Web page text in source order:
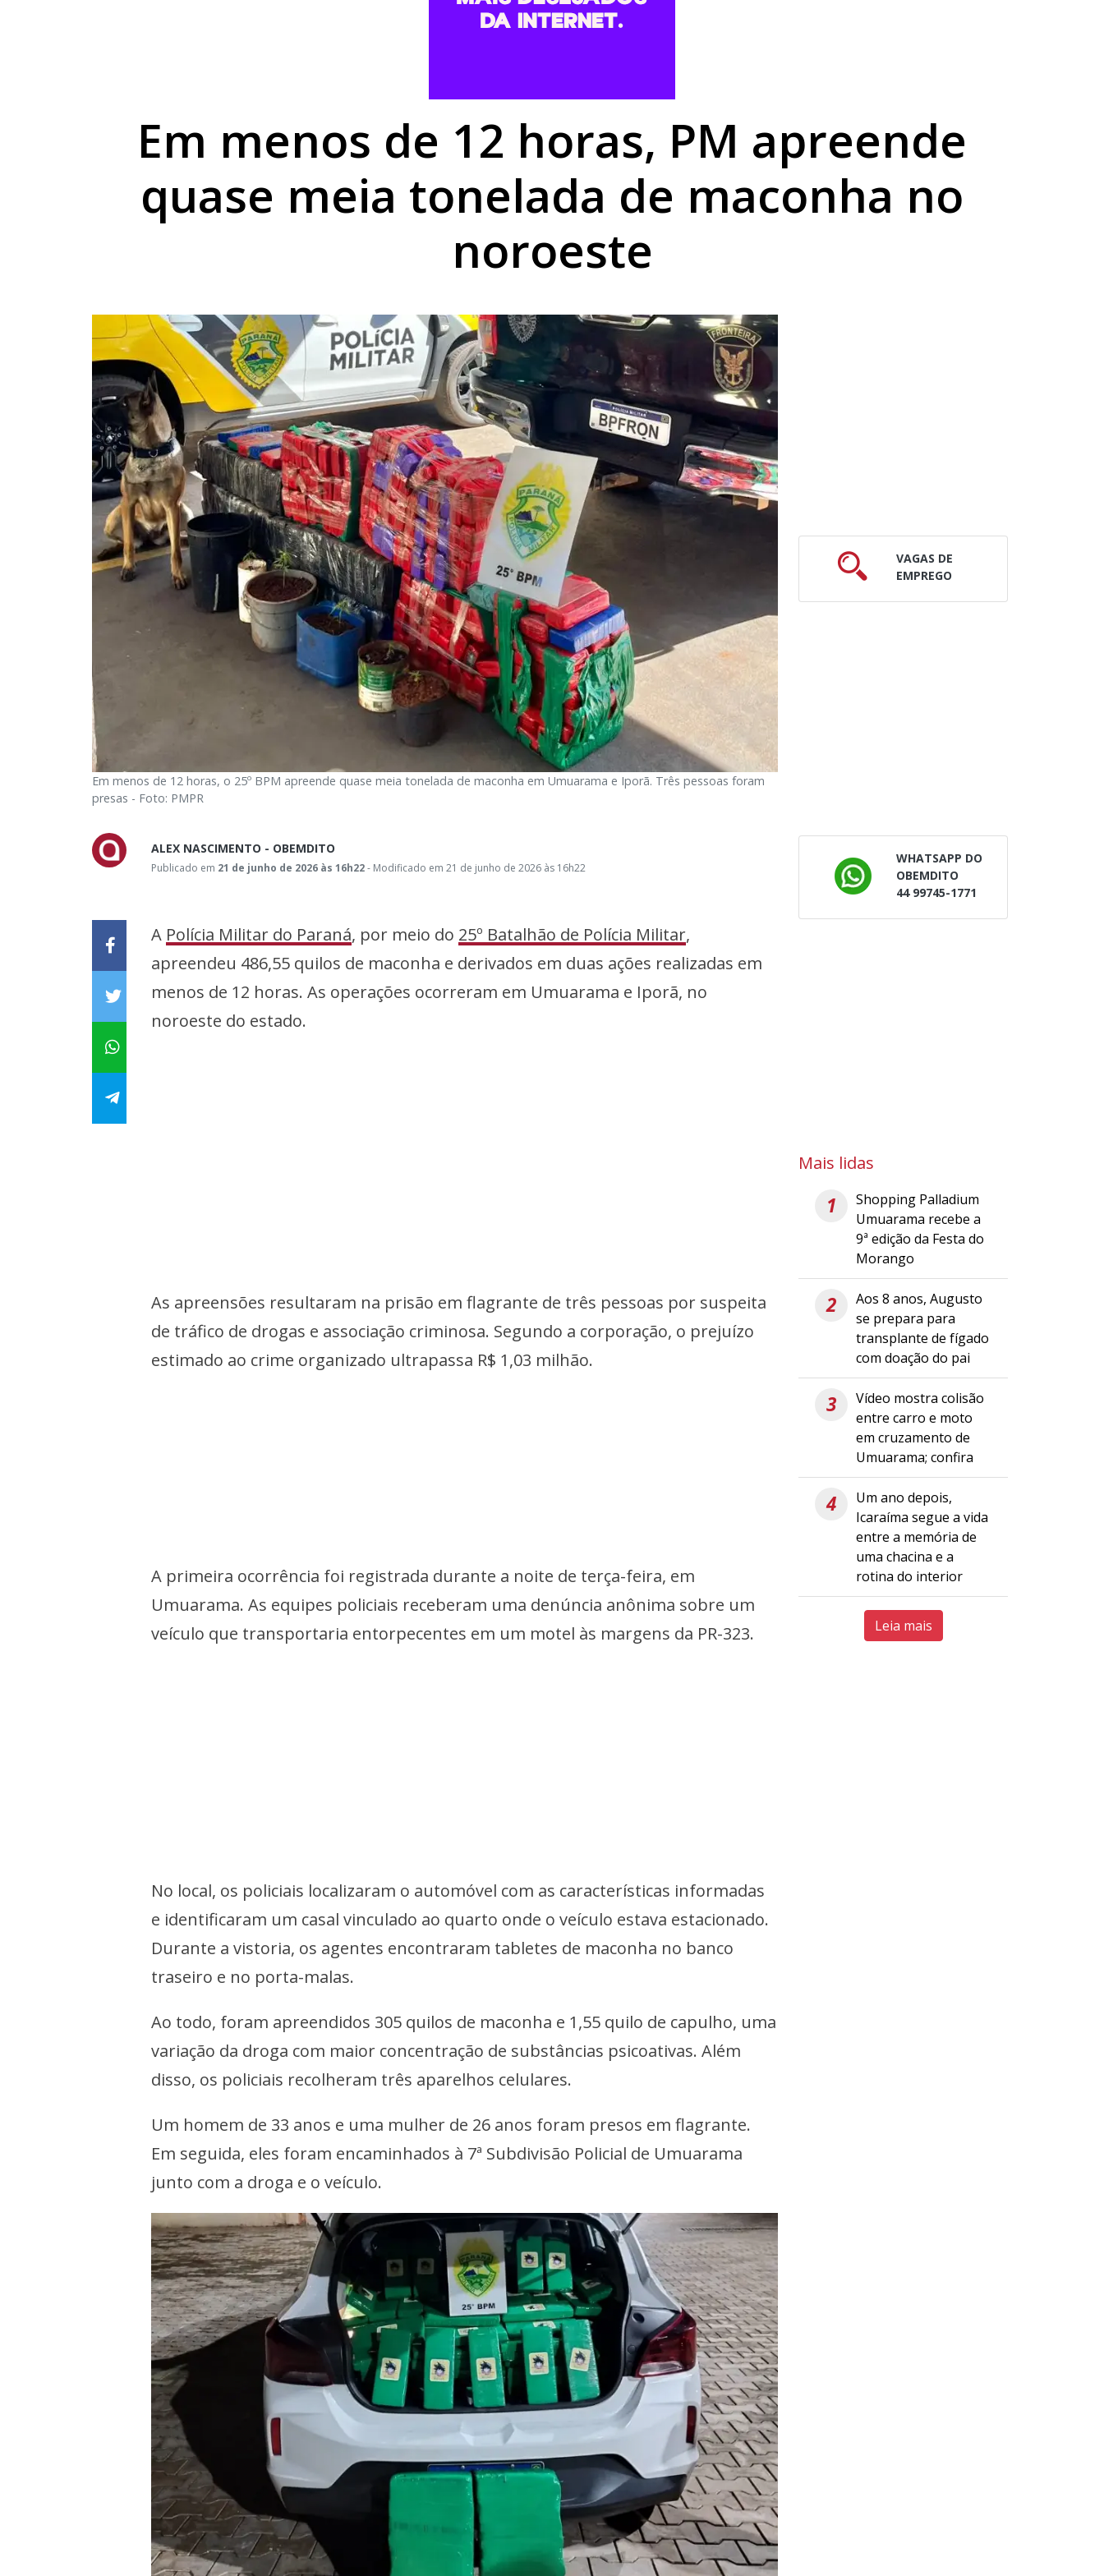
Motociclista sofre suspeita de fratura na costela após colisão no centro de Umuarama
Em menos de 12 horas, PM apreende
quase meia tonelada de maconha no
noroeste
Em menos de 12 horas, o 25º BPM apreende quase meia tonelada de maconha em Umuarama e Iporã. Três pessoas foram
presas - Foto: PMPR
ALEX NASCIMENTO - OBEMDITO
Publicado em 21 de junho de 2026 às 16h22- Modificado em 21 de junho de 2026 às 16h22
A Polícia Militar do Paraná, por meio do 25º Batalhão de Polícia Militar,
apreendeu 486,55 quilos de maconha e derivados em duas ações realizadas em
menos de 12 horas. As operações ocorreram em Umuarama e Iporã, no
noroeste do estado.
As apreensões resultaram na prisão em flagrante de três pessoas por suspeita
de tráfico de drogas e associação criminosa. Segundo a corporação, o prejuízo
estimado ao crime organizado ultrapassa R$ 1,03 milhão.
A primeira ocorrência foi registrada durante a noite de terça-feira, em
Umuarama. As equipes policiais receberam uma denúncia anônima sobre um
veículo que transportaria entorpecentes em um motel às margens da PR-323.
No local, os policiais localizaram o automóvel com as características informadas
e identificaram um casal vinculado ao quarto onde o veículo estava estacionado.
Durante a vistoria, os agentes encontraram tabletes de maconha no banco
traseiro e no porta-malas.
Ao todo, foram apreendidos 305 quilos de maconha e 1,55 quilo de capulho, uma
variação da droga com maior concentração de substâncias psicoativas. Além
disso, os policiais recolheram três aparelhos celulares.
Um homem de 33 anos e uma mulher de 26 anos foram presos em flagrante.
Em seguida, eles foram encaminhados à 7ª Subdivisão Policial de Umuarama
junto com a droga e o veículo.
VAGAS DE
EMPREGO
WHATSAPP DO
OBEMDITO
44 99745-1771
Mais lidas
1
Shopping Palladium
Umuarama recebe a
9ª edição da Festa do
Morango
2
Aos 8 anos, Augusto
se prepara para
transplante de fígado
com doação do pai
3
Vídeo mostra colisão
entre carro e moto
em cruzamento de
Umuarama; confira
4
Um ano depois,
Icaraíma segue a vida
entre a memória de
uma chacina e a
rotina do interior
Leia mais